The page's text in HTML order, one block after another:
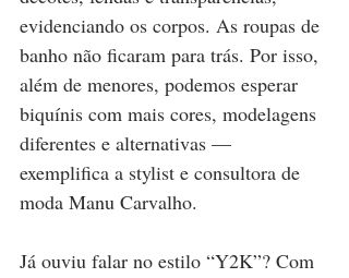
evidenciando os corpos. As roupas de
banho não ficaram para trás. Por isso,
além de menores, podemos esperar
biquínis com mais cores, modelagens
diferentes e alternativas —
exemplifica a stylist e consultora de
moda Manu Carvalho.
Já ouviu falar no estilo “Y2K”? Com